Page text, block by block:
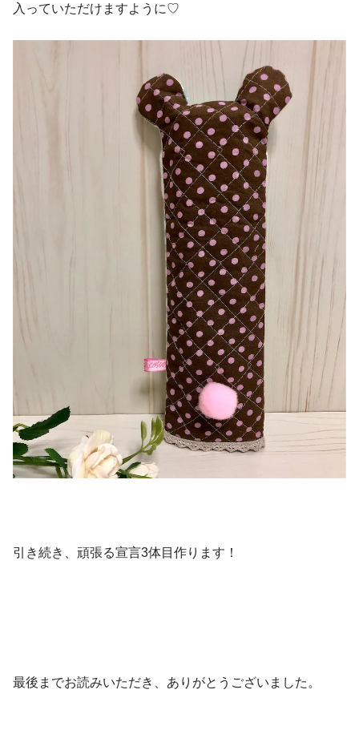
入っていただけますように♡
引き続き、頑張る宣言3体目作ります！
最後までお読みいただき、ありがとうございました。